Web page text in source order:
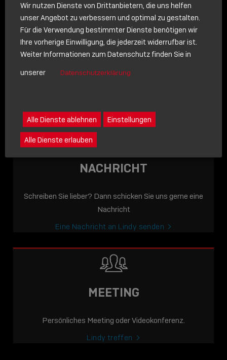
JETZT ONLINE
VERFÜGBAR: DIE
LINDY ACADEMY –
WISSEN, DAS
VERBINDET! ANRUF
NACHRICHT
Schreiben Sie lieber? Dann schicken Sie uns gerne eine
Nachricht
Eine Nachricht an Lindy senden
MEETING
Persönliches Meeting oder Videokonferenz.
Lindy treffen
Wir nutzen Dienste von Drittanbietern, die uns helfen
unser Angebot zu verbessern und optimal zu gestalten.
Für die Verwendung bestimmter Dienste benötigen wir
Ihre vorherige Einwilligung, die jederzeit widerrufbar ist.
Weiter Informationen zum Datenschutz finden Sie in
unserer
Datenschutzerklärung
Alle Dienste ablehnen Einstellungen
Alle Dienste erlauben